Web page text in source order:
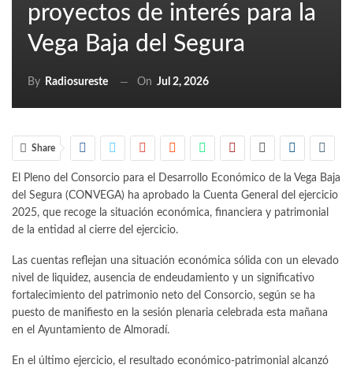
proyectos de interés para la
Vega Baja del Segura
By Radiosureste On Jul 2, 2026
Share
El Pleno del Consorcio para el Desarrollo Económico de la Vega Baja
del Segura (CONVEGA) ha aprobado la Cuenta General del ejercicio
2025, que recoge la situación económica, financiera y patrimonial
de la entidad al cierre del ejercicio.
Las cuentas reflejan una situación económica sólida con un elevado
nivel de liquidez, ausencia de endeudamiento y un significativo
fortalecimiento del patrimonio neto del Consorcio, según se ha
puesto de manifiesto en la sesión plenaria celebrada esta mañana
en el Ayuntamiento de Almoradí.
En el último ejercicio, el resultado económico-patrimonial alcanzó